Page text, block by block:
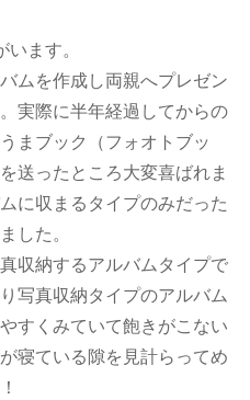
ます。
ムを作成し両親へプレゼン
実際に半年経過してからの
まブック（フォオトブッ
送ったところ大変喜ばれま
に収まるタイプのみだった
した。
収納するアルバムタイプで
写真収納タイプのアルバム
すくみていて飽きがこない
寝ている隙を見計らってめ